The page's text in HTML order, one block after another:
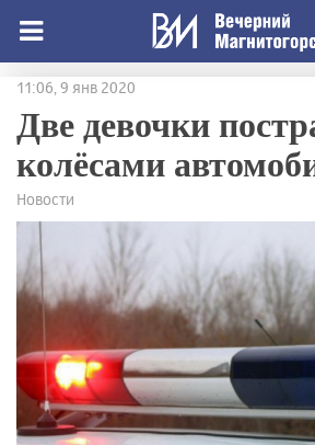
11:06, 9 янв 2020
Две девочки
колёсами
Новости